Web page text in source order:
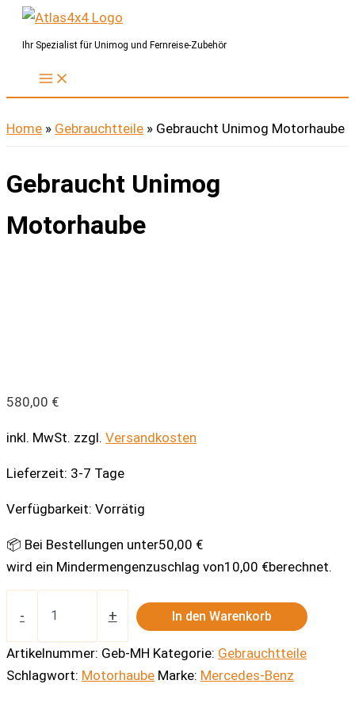
Zum
InhaltIhr Spezialist für Unimog und Fernreise-Zubehör
Home » Gebrauchtteile » Gebraucht Unimog Motorhaube
Gebraucht Unimog
Motorhaube
580,00 €
inkl. MwSt. zzgl. Versandkosten
Lieferzeit: 3-7 Tage
Verfügbarkeit: Vorrätig
📦 Bei Bestellungen unter50,00 €
wird ein Mindermengenzuschlag von10,00 €berechnet.
-
Menge
+ In den Warenkorb
Artikelnummer: Geb-MH Kategorie: Gebrauchtteile
Schlagwort: Motorhaube Marke: Mercedes-Benz